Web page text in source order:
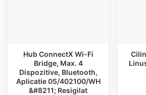
Hub ConnectX Wi-Fi
Bridge, Max. 4
Dispozitive, Bluetooth,
Aplicatie 05/402100/WH
&#8211; Resigilat